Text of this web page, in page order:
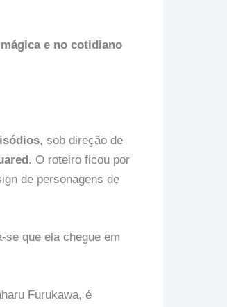
e no cotidiano
, sob direção de
. O roteiro ficou por
de personagens de
se que ela chegue em
Furukawa, é